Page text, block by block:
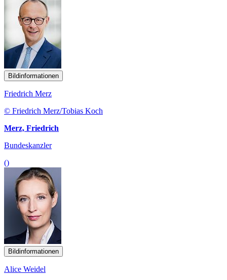
Bildinformationen
Friedrich Merz
© Friedrich Merz/Tobias Koch
Merz, Friedrich
Bundeskanzler
()
Bildinformationen
Alice Weidel